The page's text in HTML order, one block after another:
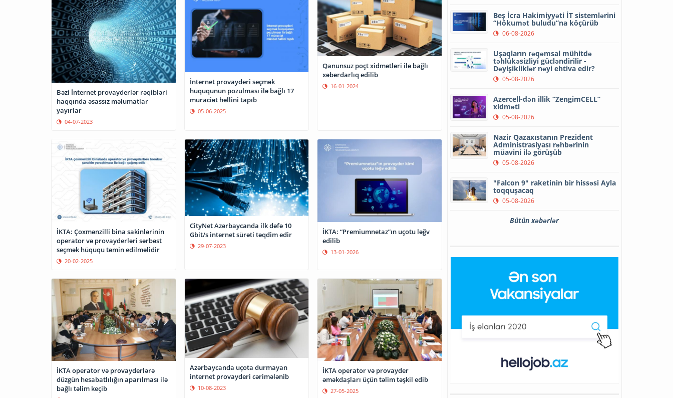
Bəzi İnternet provayderlər rəqibləri
haqqında əsassız məlumatlar
yayırlar
04-07-2023
İnternet provayderi seçmək
hüququnun pozulması ilə bağlı 17
müraciət həllini tapıb
05-06-2025
Qanunsuz poçt xidmətləri ilə bağlı
xəbərdarlıq edilib
16-01-2024
İKTA: Çoxmənzilli bina sakinlərinin
operator və provayderləri sərbəst
seçmək hüququ təmin edilməlidir
20-02-2025
CityNet Azərbaycanda ilk dəfə 10
Gbit/s internet sürəti təqdim edir
29-07-2023
İKTA: “Premiumnetaz”ın uçotu ləğv
edilib
13-01-2026
İKTA operator və provayderlərə
düzgün hesabatlılığın aparılması ilə
bağlı təlim keçib
Azərbaycanda uçota durmayan
internet provayderi cərimələnib
10-08-2023
İKTA operator və provayder
əməkdaşları üçün təlim təşkil edib
27-05-2025
Beş İcra Hakimiyyəti İT sistemlərini
“Hökumət buludu”na köçürüb
06-08-2026
Uşaqların rəqəmsal mühitdə
təhlükəsizliyi gücləndirilir -
Dəyişikliklər nəyi ehtiva edir?
05-08-2026
Azercell-dən illik “ZengimCELL”
xidməti
05-08-2026
Nazir Qazaxıstanın Prezident
Administrasiyası rəhbərinin
müavini ilə görüşüb
05-08-2026
"Falcon 9" raketinin bir hissəsi Ayla
toqquşacaq
05-08-2026
Bütün xəbərlər